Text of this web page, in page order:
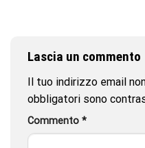
Lascia un commento
Il tuo indirizzo email
obbligatori sono
Commento *